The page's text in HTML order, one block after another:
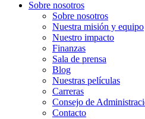
Sobre nosotros
Sobre nosotros
Nuestra misión y equipo
Nuestro impacto
Finanzas
Sala de prensa
Blog
Nuestras películas
Carreras
Consejo de
Contacto